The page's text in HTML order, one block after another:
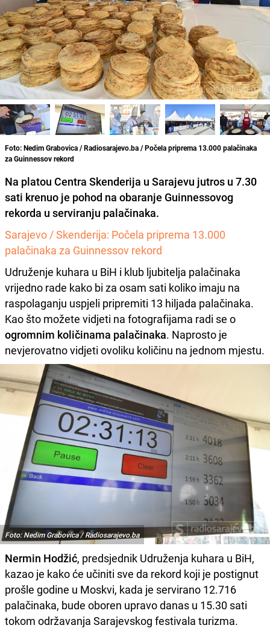
Foto: Nedim Grabovica / Radiosarajevo.ba / Počela priprema 13.000 palačinaka
za Guinnessov rekord
Na platou Centra Skenderija u Sarajevu jutros u 7.30
sati krenuo je pohod na obaranje Guinnessovog
rekorda u serviranju palačinaka.
Sarajevo / Skenderija: Počela priprema 13.000
palačinaka za Guinnessov rekord
Udruženje kuhara u BiH i klub ljubitelja palačinaka
vrijedno rade kako bi za osam sati koliko imaju na
raspolaganju uspjeli pripremiti 13 hiljada palačinaka.
Kao što možete vidjeti na fotografijama radi se o
ogromnim količinama palačinaka. Naprosto je
nevjerovatno vidjeti ovoliku količinu na jednom mjestu.
Foto: Nedim Grabovica / Radiosarajevo.ba
Nermin Hodžić, predsjednik Udruženja kuhara u BiH,
kazao je kako će učiniti sve da rekord koji je postignut
prošle godine u Moskvi, kada je servirano 12.716
palačinaka, bude oboren upravo danas u 15.30 sati
tokom održavanja Sarajevskog festivala turizma.